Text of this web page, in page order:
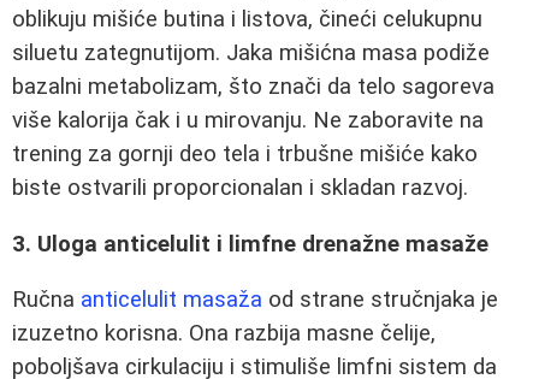
oblikuju mišiće butina i listova, čineći celukupnu
siluetu zategnutijom. Jaka mišićna masa podiže
bazalni metabolizam, što znači da telo sagoreva
više kalorija čak i u mirovanju. Ne zaboravite na
trening za gornji deo tela i trbušne mišiće kako
biste ostvarili proporcionalan i skladan razvoj.
3. Uloga anticelulit i limfne drenažne masaže
Ručna anticelulit masaža od strane stručnjaka je
izuzetno korisna. Ona razbija masne čelije,
poboljšava cirkulaciju i stimuliše limfni sistem da